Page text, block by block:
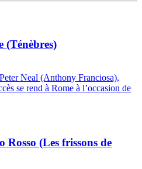
(Ténèbres)
Neal (Anthony Franciosa),
se rend à Rome à l’occasion de
(Les frissons de